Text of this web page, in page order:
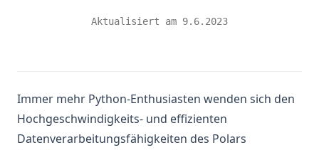
Aktualisiert am 9.6.2023
Immer mehr Python-Enthusiasten wenden sich den
Hochgeschwindigkeits- und effizienten
Datenverarbeitungsfähigkeiten des Polars